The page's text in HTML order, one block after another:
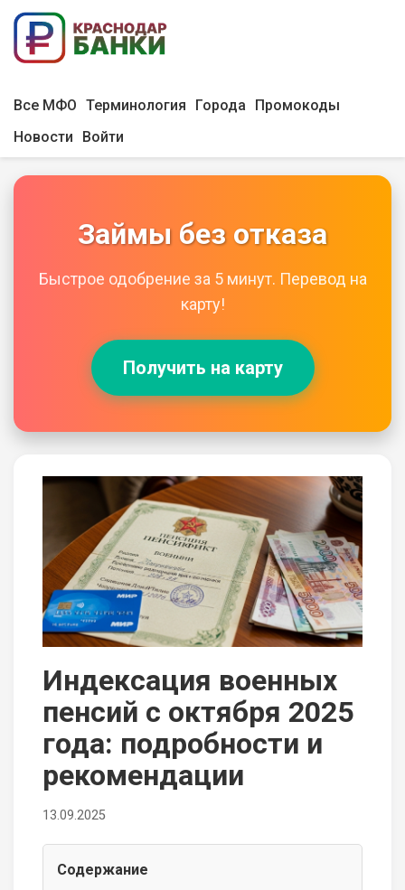
Все МФО Терминология Города
Промокоды
Новости
Войти
Займы без отказа
Быстрое одобрение за 5 минут. Перевод на
карту!
Получить на карту
Индексация военных
пенсий с октября 2025
года: подробности и
рекомендации
13.09.2025
Содержание